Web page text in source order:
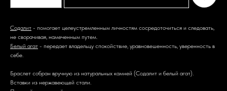
Содалит - помогает целеустремленным личностям сосредоточиться и следовать,
не сворачивая, намеченным путем.
Белый агат - передает владельцу спокойствие, уравновешенность, уверенность в
себе.
Браслет собран вручную из натуральных камней (Содалит и белый агат).
Вставки из нержавеющей стали.